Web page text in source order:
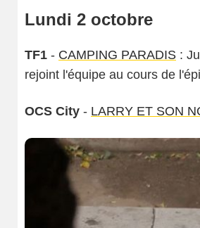
Lundi 2 octobre
TF1 - CAMPING PARADIS :
rejoint l'équipe au cours de
OCS City - LARRY ET SON